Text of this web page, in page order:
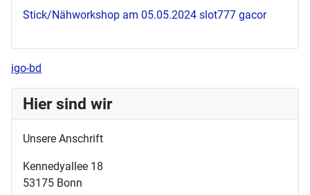
Stick/Nähworkshop am 05.05.2024 slot777 gacor
igo-bd
Hier sind wir
Unsere Anschrift
Kennedyallee 18
53175 Bonn